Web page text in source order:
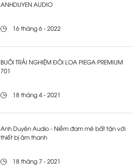
ANHDUYEN AUDIO
16 tháng 6 - 2022
BUỔI TRẢI NGHIỆM ĐÔI LOA PIEGA PREMIUM
701
18 tháng 4 - 2021
Anh Duyên Audio - Niềm đam mê bất tận với
thiết bị âm thanh
18 tháng 7 - 2021